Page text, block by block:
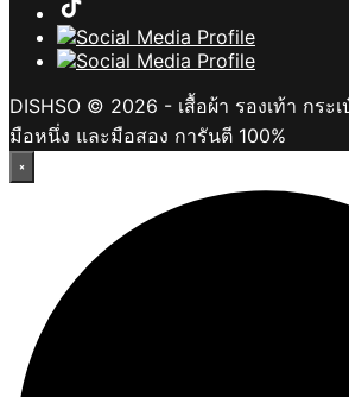
DISHSO © 2026 - เสื้อผ้า รองเท้า กระ
มือหนึ่ง และมือสอง การันตี 100%
×